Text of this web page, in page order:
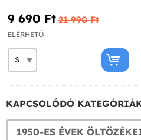
9 690 Ft‎ 21 990 Ft‎
ELÉRHETŐ
KAPCSOLÓDÓ